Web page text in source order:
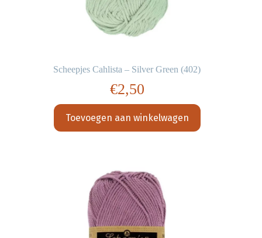
Scheepjes Cahlista – Silver Green (402)
€2,50
Toevoegen aan winkelwagen